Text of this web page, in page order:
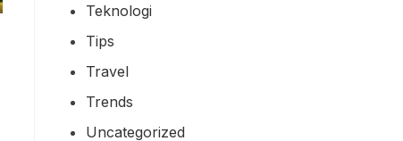
Teknologi
Tips
Travel
Trends
Uncategorized